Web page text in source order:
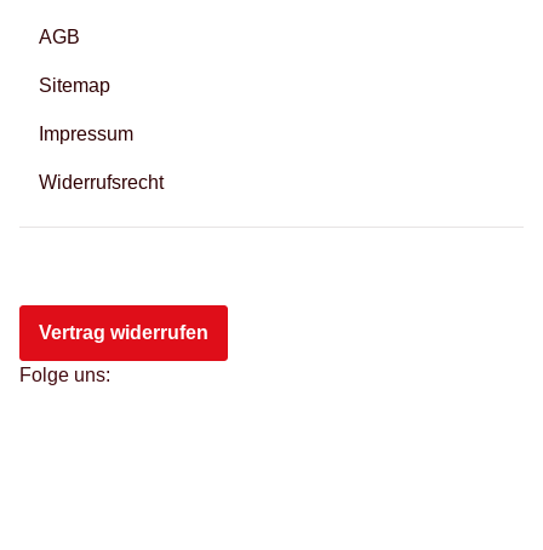
AGB
Sitemap
Impressum
Widerrufsrecht
Vertrag widerrufen
Folge uns: